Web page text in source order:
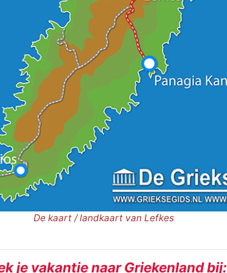
De kaart / landkaart van Lefkes
je vakantie naar Griekenland bij: